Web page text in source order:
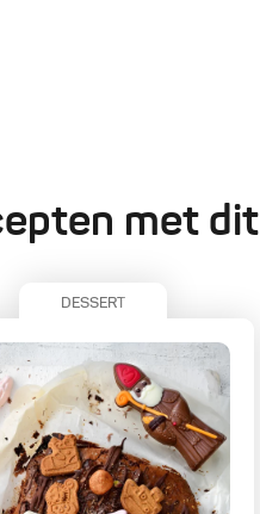
met
DESSERT